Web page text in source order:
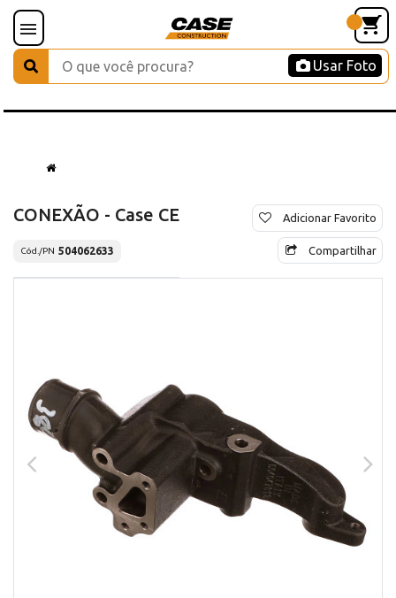
Usar Foto
CONEXÃO - Case CE
Cód./PN 504062633
Adicionar Favorito
Compartilhar